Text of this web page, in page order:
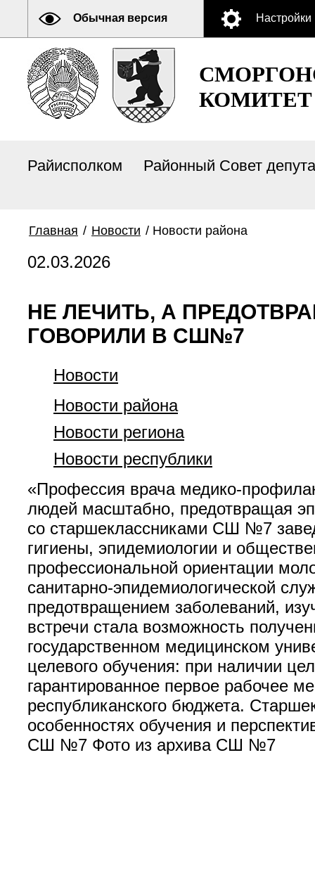
Обычная версия Настройки
КОМИТЕТ
Райисполком Районный Совет
Главная / Новости / Новости района
02.03.2026
НЕ ЛЕЧИТЬ, А
ГОВОРИЛИ В СШ№7
Новости
Новости района
Новости региона
Новости республики
«Профессия врача медико-
людей масштабно, предотвращая
со старшеклассниками СШ №7
гигиены, эпидемиологии и
профессиональной ориентации
санитарно-эпидемиологической
предотвращением заболеваний,
встречи стала возможность
государственном медицинском
целевого обучения: при наличии
гарантированное первое рабочее
республиканского бюджета.
особенностях обучения и
СШ №7 Фото из архива СШ №7